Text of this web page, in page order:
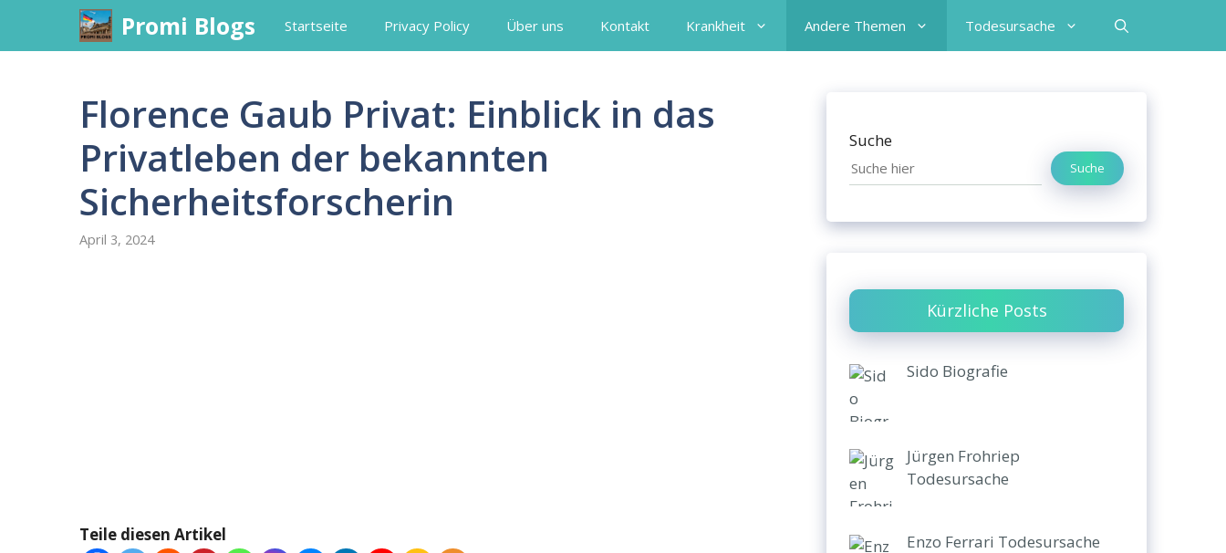
content
Promi Blogs Startseite Privacy Policy Über uns Kontakt Krankheit Andere Themen Todesursache
Florence Gaub Privat: Einblick in das
Privatleben der bekannten
Sicherheitsforscherin
April 3, 2024
Teile diesen Artikel
Suche
Suche
Kürzliche Posts
Sido Biografie
Jürgen Frohriep
Todesursache
Enzo Ferrari Todesursache